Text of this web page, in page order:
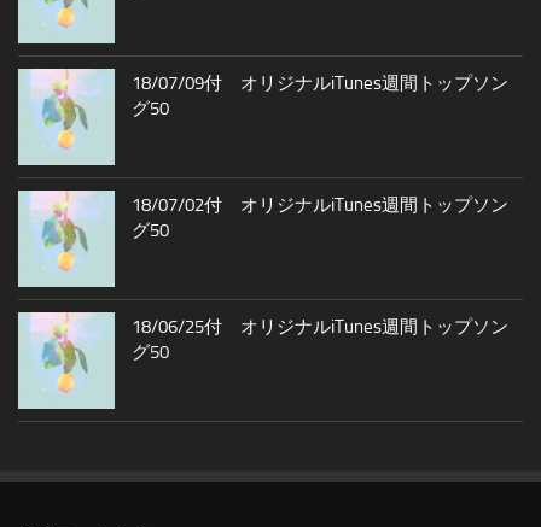
18/07/09付 オリジナルiTunes週間トップソン
グ50
18/07/02付 オリジナルiTunes週間トップソン
グ50
18/06/25付 オリジナルiTunes週間トップソン
グ50